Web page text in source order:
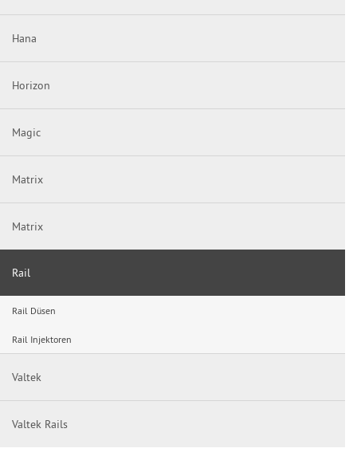
Hana
Horizon
Magic
Matrix
Matrix
Rail
Rail Düsen
Rail Injektoren
Valtek
Valtek Rails